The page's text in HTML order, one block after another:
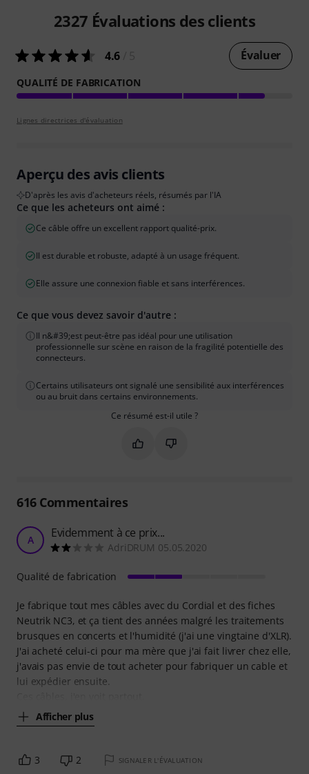
2327 Évaluations des clients
4.6 Évaluer
QUALITÉ DE FABRICATION
Lignes directrices d'évaluation
Aperçu des avis clients
D'après les avis d'acheteurs réels, résumés par l'IA
Ce que les acheteurs ont aimé :
Ce câble offre un excellent rapport qualité-prix.
Il est durable et robuste, adapté à un usage fréquent.
Elle assure une connexion fiable et sans interférences.
Ce que vous devez savoir d'autre :
Il n&#39;est peut-être pas idéal pour une utilisation
professionnelle sur scène en raison de la fragilité potentielle des
connecteurs.
Certains utilisateurs ont signalé une sensibilité aux interférences
ou au bruit dans certains environnements.
Ce résumé est-il utile ?
Marquer ce résumé comme utile
Marquer ce résumé comme
616Commentaires
A Evidemment à ce prix...
AdriDRUM 05.05.2020
Je fabrique tout mes câbles avec du Cordial et des fiches
Neutrik NC3, et ça tient des années malgré les traitements
brusques en concerts et l'humidité (j'ai une vingtaine d'XLR).
J'ai acheté celui-ci pour ma mère que j'ai fait livrer chez elle,
j'avais pas envie de tout acheter pour fabriquer un cable et
lui expédier ensuite.
Afficher plus
Qualité de fabrication
3 2 SIGNALER L'ÉVALUATION